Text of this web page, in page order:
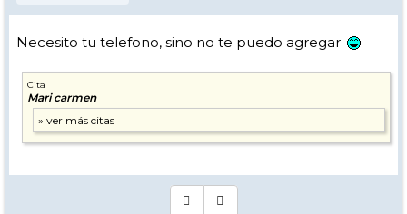
Necesito tu telefono, sino no te puedo agregar
Cita
Mari carmen